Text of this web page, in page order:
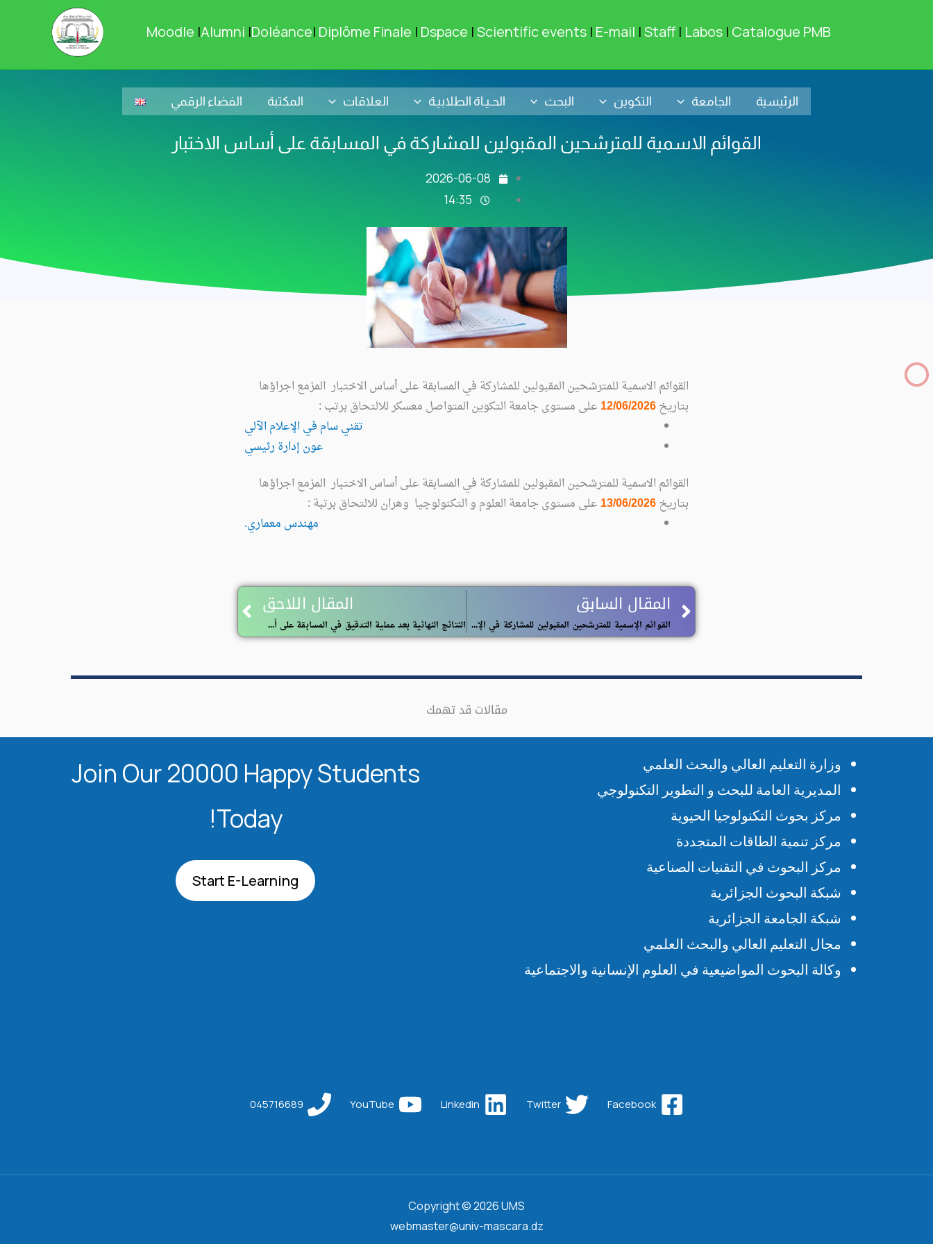
Moodle |Alumni |Doléance| Diplôme Finale | Dspace |Scientific events | E-mail |Staff | Labos | Catalogue PMB
الرئيسية الجامعة التكوين البحث الحـيـاة الطلابيـة العلاقات المكتبة الفضاء الرقمي
القوائم الاسمية للمترشحين المقبولين للمشاركة في المسابقة على أساس الاختبار
2026-06-08
14:35
القوائم الاسمية للمترشحين المقبولين للمشاركة في المسابقة على أساس الاختبار المزمع اجراؤها
بتاريخ12/06/2026 على مستوى جامعة التكوين المتواصل معسكر للالتحاق برتب :
تقني سام في الإعلام الآلي
عون إدارة رئيسي
القوائم الاسمية للمترشحين المقبولين للمشاركة في المسابقة على أساس الاختبار المزمع اجراؤها
بتاريخ13/06/2026 على مستوى جامعة العلوم و التكنولوجيا وهران للالتحاق برتبة :
مهندس معماري.
Prev
المقال السابق
القوائم الإسمية للمترشحين المقبولين للمشاركة في الإختبار المهني
المقال اللاحق
النتائج النهائية بعد عملية التدقيق في المسابقة على أساس الشهادة للالتحاق برتبة أستاذ مساعد ( الدورة الثانية 2025)
Next
مقالات قد تهمك
وزارة التعليم العالي والبحث العلمي
المديرية العامة للبحث و التطوير التكنولوجي
مركز بحوث التكنولوجيا الحيوية
مركز تنمية الطاقات المتجددة
مركز البحوث في التقنيات الصناعية
شبكة البحوث الجزائرية
شبكة الجامعة الجزائرية
مجال التعليم العالي والبحث العلمي
وكالة البحوث المواضيعية في العلوم الإنسانية والاجتماعية
Join Our 20000 Happy Students​
Today!
Start E-Learning
Facebook
Twitter
Linkedin
YouTube
045716689
Copyright © 2026 UMS
webmaster@univ-mascara.dz